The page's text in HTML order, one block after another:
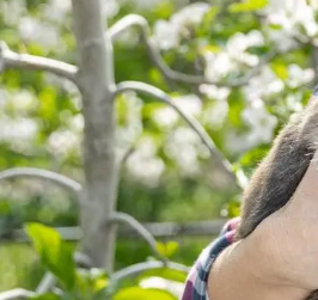
*= Pflichtfelder